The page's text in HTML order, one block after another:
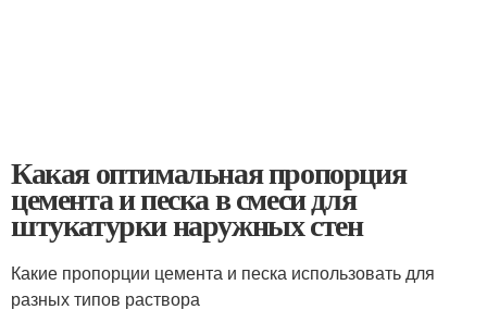
Какая оптимальная пропорция
цемента и песка в смеси для
штукатурки наружных стен
Какие пропорции цемента и песка использовать для
разных типов раствора